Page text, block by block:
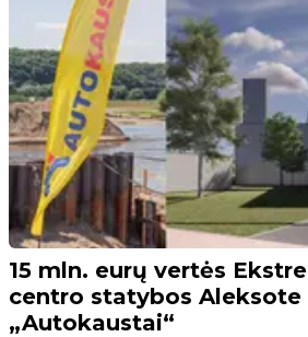
15 mln. eurų vertės
centro statybos
„Autokaustai“